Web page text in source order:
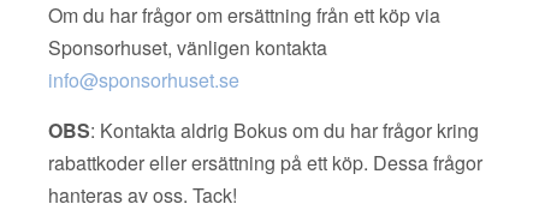
Om du har frågor om ersättning från ett köp via
Sponsorhuset, vänligen kontakta
info@sponsorhuset.se
OBS: Kontakta aldrig Bokus om du har frågor kring
rabattkoder eller ersättning på ett köp. Dessa frågor
hanteras av oss. Tack!